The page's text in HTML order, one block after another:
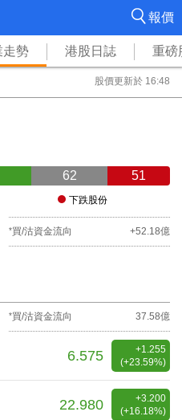
報價
走勢 港股日誌 重磅
股價更新於 16:48
62 51
下跌股份
*買/沽資金流向 +52.18億
*買/沽資金流向 37.58億
+1.255
(+23.59%)
6.575
+3.200
(+16.18%)
22.980